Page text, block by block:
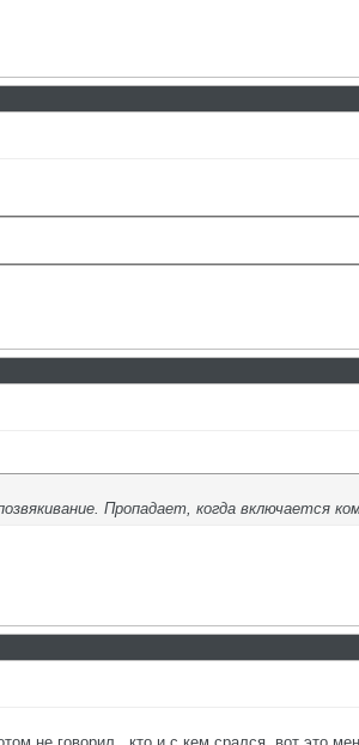
Пропадает, когда включается